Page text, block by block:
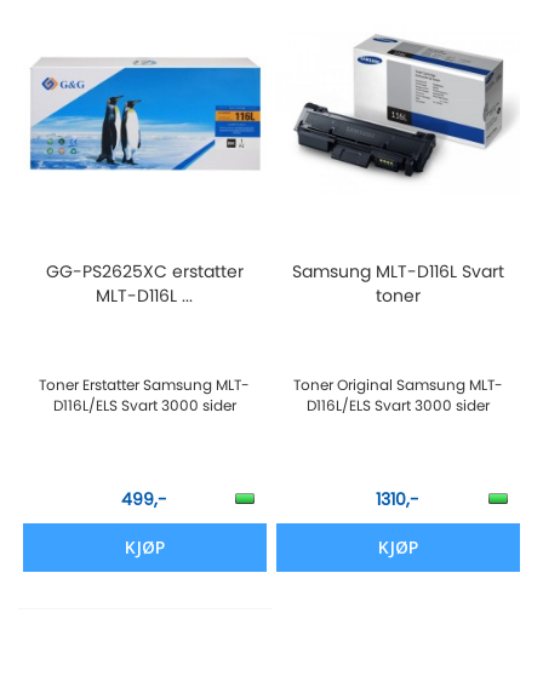
GG-PS2625XC erstatter
MLT-D116L ...
Toner Erstatter Samsung MLT-
D116L/ELS Svart 3000 sider
499,-
KJØP
Samsung MLT-D116L Svart
toner
Toner Original Samsung MLT-
D116L/ELS Svart 3000 sider
1310,-
KJØP